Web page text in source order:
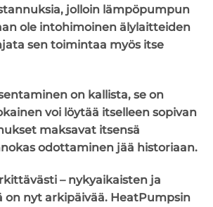
jolloin lämpöpumpun
ole intohimoinen älylaitteiden
sen toimintaa myös itse
on kallista, se on
voi löytää itselleen sopivan
maksavat itsensä
odottaminen jää historiaan.
– nykyaikaisten ja
nyt arkipäivää. HeatPumpsin